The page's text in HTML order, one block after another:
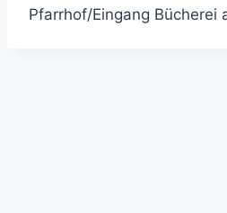
Pfarrhof/Eingang Bücherei